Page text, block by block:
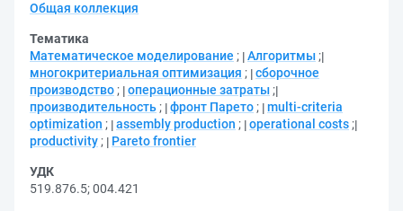
Общая коллекция
Тематика
Математическое моделирование ; Алгоритмы ;
многокритериальная оптимизация ; сборочное
производство ; операционные затраты ;
производительность ; фронт Парето ; multi-criteria
optimization ; assembly production ; operational costs ;
productivity ; Pareto frontier
УДК
519.876.5;004.421